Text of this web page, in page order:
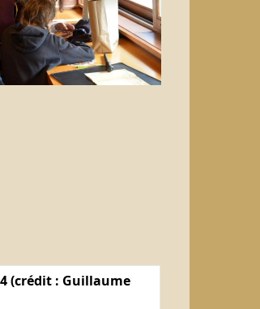
(crédit : Guillaume